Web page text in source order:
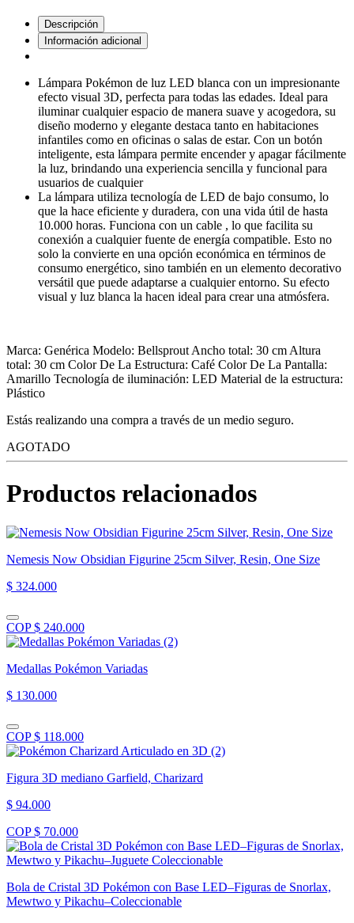
Descripción
Información adicional
Lámpara Pokémon de luz LED blanca con un impresionante
efecto visual 3D, perfecta para todas las edades. Ideal para
iluminar cualquier espacio de manera suave y acogedora, su
diseño moderno y elegante destaca tanto en habitaciones
infantiles como en oficinas o salas de estar. Con un botón
inteligente, esta lámpara permite encender y apagar fácilmente
la luz, brindando una experiencia sencilla y funcional para
usuarios de cualquier
La lámpara utiliza tecnología de LED de bajo consumo, lo
que la hace eficiente y duradera, con una vida útil de hasta
10.000 horas. Funciona con un cable , lo que facilita su
conexión a cualquier fuente de energía compatible. Esto no
solo la convierte en una opción económica en términos de
consumo energético, sino también en un elemento decorativo
versátil que puede adaptarse a cualquier entorno. Su efecto
visual y luz blanca la hacen ideal para crear una atmósfera.
Marca: Genérica Modelo: Bellsprout Ancho total: 30 cm Altura
total: 30 cm Color De La Estructura: Café Color De La Pantalla:
Amarillo Tecnología de iluminación: LED Material de la estructura:
Plástico
Estás realizando una compra a través de un medio seguro.
AGOTADO
Productos relacionados
Nemesis Now Obsidian Figurine 25cm Silver, Resin, One Size
$ 324.000
COP $ 240.000
Medallas Pokémon Variadas
$ 130.000
COP $ 118.000
Figura 3D mediano Garfield, Charizard
$ 94.000
COP $ 70.000
Bola de Cristal 3D Pokémon con Base LED–Figuras de Snorlax,
Mewtwo y Pikachu–Coleccionable